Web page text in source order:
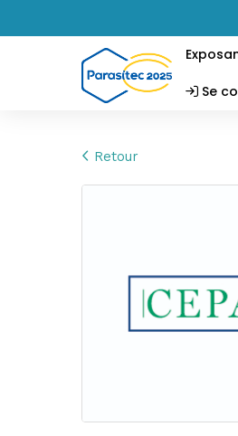
Se
Retour